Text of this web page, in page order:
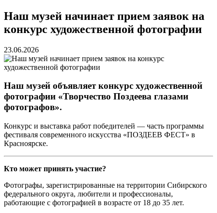
Наш музей начинает прием заявок на
конкурс художественной фотографии
23.06.2026
Наш музей объявляет конкурс художественной
фотографии «Творчество Поздеева глазами
фотографов».
Конкурс и выставка работ победителей — часть программы
фестиваля современного искусства «ПОЗДЕЕВ ФЕСТ» в
Красноярске.
Кто может принять участие?
Фотографы, зарегистрированные на территории Сибирского
федерального округа, любители и профессионалы,
работающие с фотографией в возрасте от 18 до 35 лет.